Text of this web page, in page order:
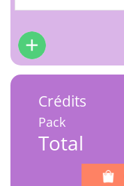
Crédits
Pack
Total